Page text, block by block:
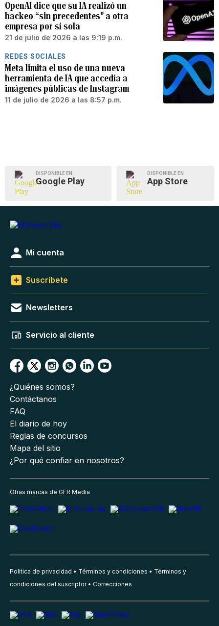
OpenAI dice que su IA realizó un
hackeo “sin precedentes” a otra
empresa por sí sola
21 de julio de 2026 a las 9:19 p.m.
REDES SOCIALES
Meta limita el uso de una nueva
herramienta de IA que accedía a
imágenes públicas de Instagram
11 de julio de 2026 a las 8:57 p.m.
DISPONIBLE EN
Google Play
DISPONIBLE EN
App Store
Mi cuenta
Suscríbete
Newsletters
Servicio al cliente
¿Quiénes somos?
Contáctanos
FAQ
El diario de hoy
Reglas de concursos
Mapa del sitio
¿Por qué confiar en nosotros?
Otras marcas de GFR Media
Política de privacidad Términos y condiciones
Términos y
condiciones del suscriptor
Correcciones